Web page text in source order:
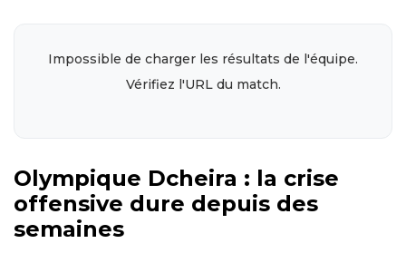
Impossible de charger les résultats de l'équipe.
Vérifiez l'URL du match.
Olympique Dcheira : la crise
offensive dure depuis des
semaines